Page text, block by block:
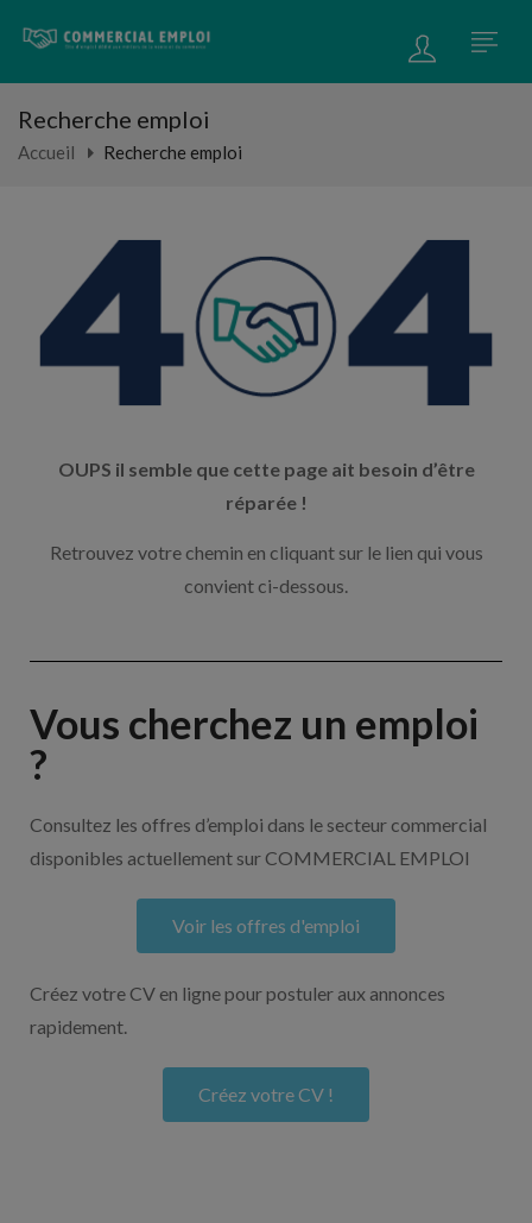
Recherche emploi
Accueil Recherche emploi
OUPS il semble que cette page ait besoin d’être
réparée !
Retrouvez votre chemin en cliquant sur le lien qui vous
convient ci-dessous.
Vous cherchez un emploi
?
Consultez les offres d’emploi dans le secteur commercial
disponibles actuellement sur COMMERCIAL EMPLOI
Voir les offres d'emploi
Créez votre CV en ligne pour postuler aux annonces
rapidement.
Créez votre CV !